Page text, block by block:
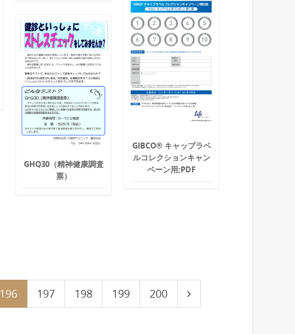
GIBCO® キャップラベ
ルコレクションキャン
ペーン用;PDF
GHQ30（精神健康調査
票）
196 197 198 199 200